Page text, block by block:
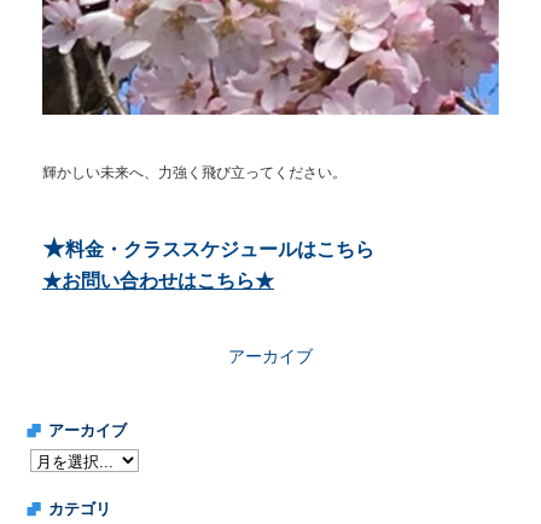
輝かしい未来へ、力強く飛び立ってください。
★料金・クラススケジュールはこちら
★お問い合わせはこちら★
アーカイブ
アーカイブ
カテゴリ